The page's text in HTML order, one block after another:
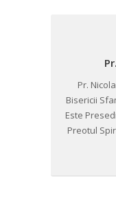
Pr.
Bisericii
Este
Preotul